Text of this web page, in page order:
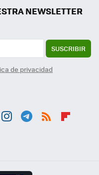
NEWSLETTER
SUSCRIBIR
de privacidad